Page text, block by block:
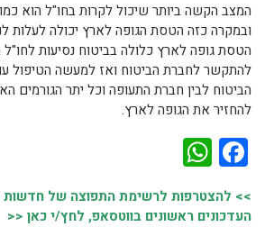
המצב הקשה ביותר שיכול לקרות בחו"ל הוא
ובמקרה כזה הטסת הגופה לארץ יכולה לעלות
הטסת גופה לארץ כלולה בביטוח נסיעות
להתקשר לחברת הביטוח ואז למעשה הטיפול
הביטוח לבין חברת התעופה וכל יתר הגורמים
להחזיר את הגופה לארץ.
Facebook
>> להצטרפות לרשימת התפוצה של חדשות
העדכונים ראשונים בווטסאפ, לחץ/י כאן <<